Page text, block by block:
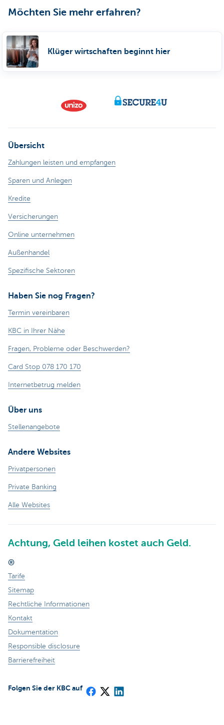
Möchten Sie mehr erfahren?
Klüger wirtschaften beginnt hier
Übersicht
Zahlungen leisten und empfangen
Sparen und Anlegen
Kredite
Versicherungen
Online unternehmen
Außenhandel
Spezifische Sektoren
Haben Sie nog Fragen?
Termin vereinbaren
KBC in Ihrer Nähe
Fragen, Probleme oder Beschwerden?
Card Stop 078 170 170
Internetbetrug melden
Über uns
Stellenangebote
Andere Websites
Privatpersonen
Private Banking
Alle Websites
Achtung, Geld leihen kostet auch Geld.
®
Tarife
Sitemap
Rechtliche Informationen
Kontakt
Dokumentation
Responsible disclosure
Barrierefreiheit
Folgen Sie der KBC auf